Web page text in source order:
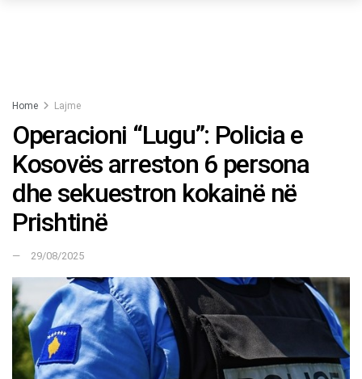
Home Lajme
Operacioni “Lugu”: Policia e
Kosovës arreston 6 persona
dhe sekuestron kokainë në
Prishtinë
29/08/2025